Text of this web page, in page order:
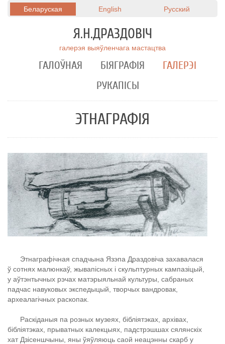
Беларуская English Русский
Я.Н.ДРАЗДОВIЧ
галерэя выяўленчага мастацтва
ГАЛОЎНАЯ БІЯГРАФІЯ
ГАЛЕРЭІ
РУКАПIСЫ
ЭТНАГРАФІЯ
Этнаграфічная спадчына Язэпа Драздовіча захавалася
ў сотнях малюнкаў, жывапісных і скульптурных кампазіцый,
у аўтэнтычных рэчах матэрыяльнай культуры, сабраных
падчас навуковых экспедыцый, творчых вандровак,
археалагічных раскопак.
Раскіданыя па розных музеях, бібліятэках, архівах,
бібліятэках, прыватных калекцыях, падстрэшшах сялянскіх
хат Дзісеншчыны, яны ўяўляюць саой неацэнны скарб у